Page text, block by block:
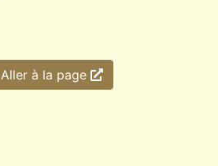
Aller à la page